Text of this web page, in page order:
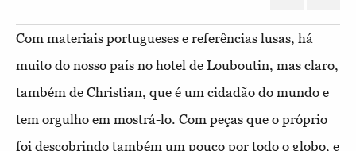
Com materiais portugueses e referências lusas, há
muito do nosso país no hotel de Louboutin, mas claro,
também de Christian, que é um cidadão do mundo e
tem orgulho em mostrá-lo. Com peças que o próprio
foi descobrindo também um pouco por todo o globo, e